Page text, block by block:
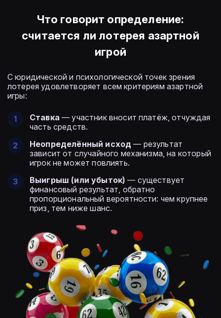
Что говорит определение:
считается ли лотерея азартной
игрой
С юридической и психологической точек зрения
лотерея удовлетворяет всем критериям азартной
игры:
Ставка — участник вносит платёж, отчуждая
часть средств.
Неопределённый исход — результат
зависит от случайного механизма, на который
игрок не может повлиять.
Выигрыш (или убыток) — существует
финансовый результат, обратно
пропорциональный вероятности: чем крупнее
приз, тем ниже шанс.